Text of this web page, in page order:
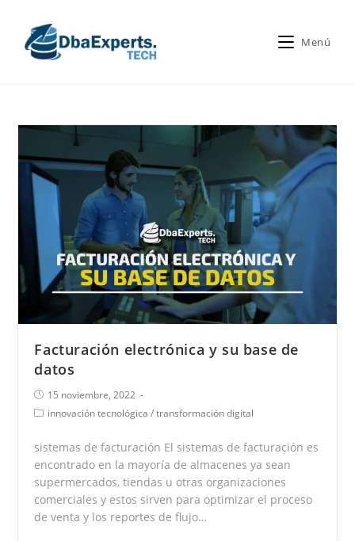
Menú
Facturación electrónica y su base de
datos
15 noviembre, 2022
innovación tecnológica /transformación digital
sistemas de facturación El sistemas de facturación es
encontrado en la mayoría de almacenes ya sean
supermercados, tiendas u otras organizaciones
comerciales y estos sirven para optimizar el proceso
de venta y los reportes de flujo…